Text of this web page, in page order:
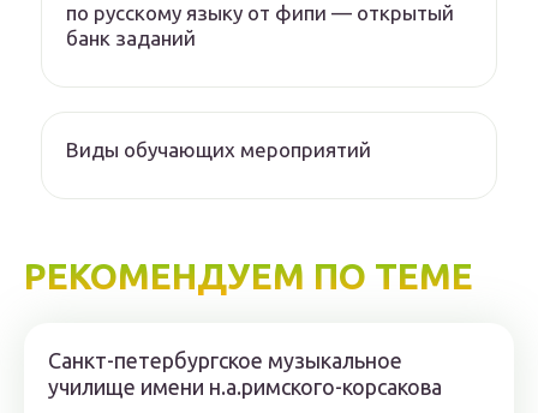
по русскому языку от фипи — открытый
банк заданий
Виды обучающих мероприятий
РЕКОМЕНДУЕМ ПО ТЕМЕ
Санкт-петербургское музыкальное
училище имени н.а.римского-корсакова